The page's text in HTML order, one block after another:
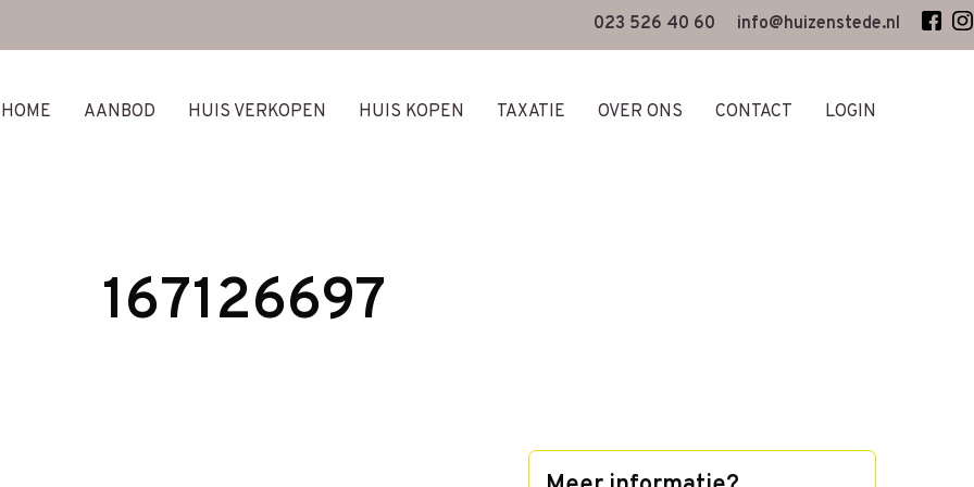
023 526 40 60 info@huizenstede.nl
HOME AANBOD HUIS VERKOPEN HUIS KOPEN TAXATIE OVER ONS CONTACT LOGIN
167126697